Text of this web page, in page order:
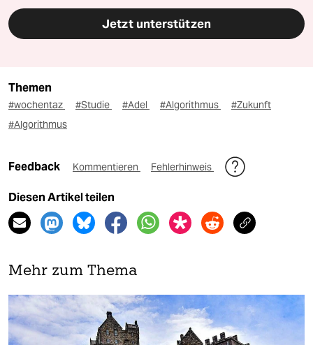
Jetzt unterstützen
Themen
#wochentaz #Studie #Adel #Algorithmus
#Zukunft
#Algorithmus
Feedback Kommentieren Fehlerhinweis
Diesen Artikel teilen
Mehr zum Thema